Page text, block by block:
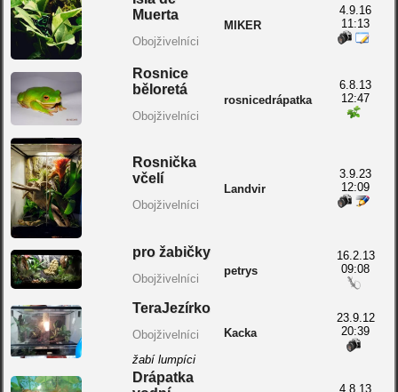
Muerta
Obojživelníci
MIKER
4.9.16
11:13
Rosnice
běloretá
Obojživelníci
rosnicedrápatka
6.8.13
12:47
Rosnička
včelí
Obojživelníci
Landvir
3.9.23
12:09
pro žabičky
Obojživelníci
petrys
16.2.13
09:08
TeraJezírko
Obojživelníci
žabí lumpíci
Kacka
23.9.12
20:39
Drápatka
4.8.13